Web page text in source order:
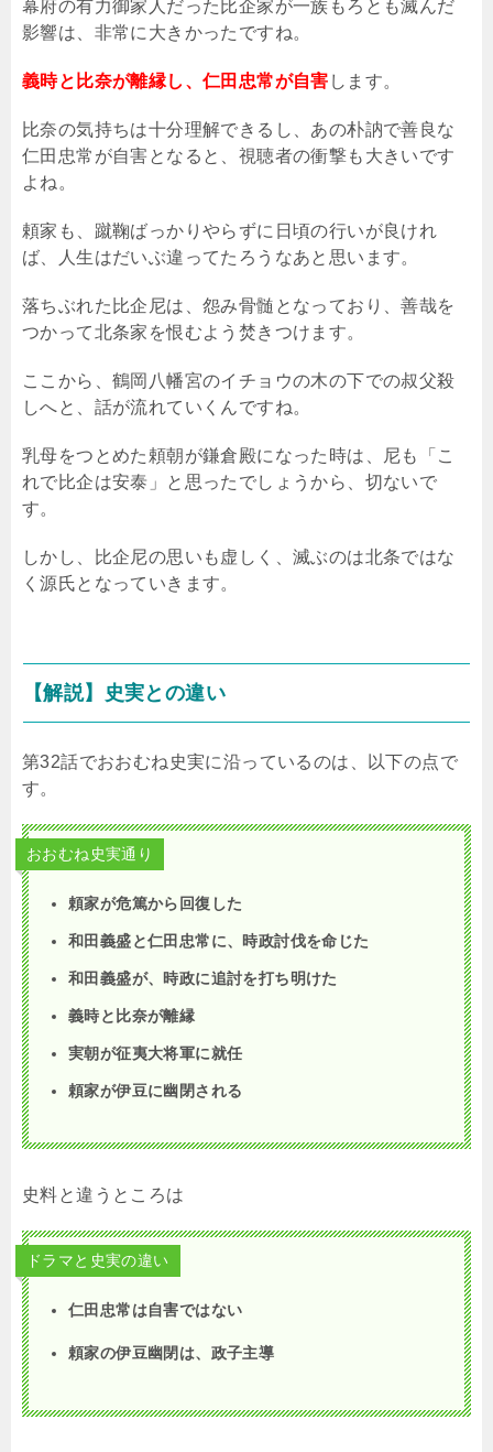
幕府の有力御家人だった比企家が一族もろとも滅んだ
影響は、非常に大きかったですね。
義時と比奈が離縁し、仁田忠常が自害 します。
比奈の気持ちは十分理解できるし、あの朴訥で善良な
仁田忠常が自害となると、視聴者の衝撃も大きいです
よね。
頼家も、蹴鞠ばっかりやらずに日頃の行いが良けれ
ば、人生はだいぶ違ってたろうなあと思います。
落ちぶれた比企尼は、怨み骨髄となっており、善哉を
つかって北条家を恨むよう焚きつけます。
ここから、鶴岡八幡宮のイチョウの木の下での叔父殺
しへと、話が流れていくんですね。
乳母をつとめた頼朝が鎌倉殿になった時は、尼も「こ
れで比企は安泰」と思ったでしょうから、切ないで
す。
しかし、比企尼の思いも虚しく、滅ぶのは北条ではな
く源氏となっていきます。
【解説】史実との違い
第32話でおおむね史実に沿っているのは、以下の点で
す。
おおむね史実通り
頼家が危篤から回復した
和田義盛と仁田忠常に、時政討伐を命じた
和田義盛が、時政に追討を打ち明けた
義時と比奈が離縁
実朝が征夷大将軍に就任
頼家が伊豆に幽閉される
史料と違うところは
ドラマと史実の違い
仁田忠常は自害ではない
頼家の伊豆幽閉は、政子主導